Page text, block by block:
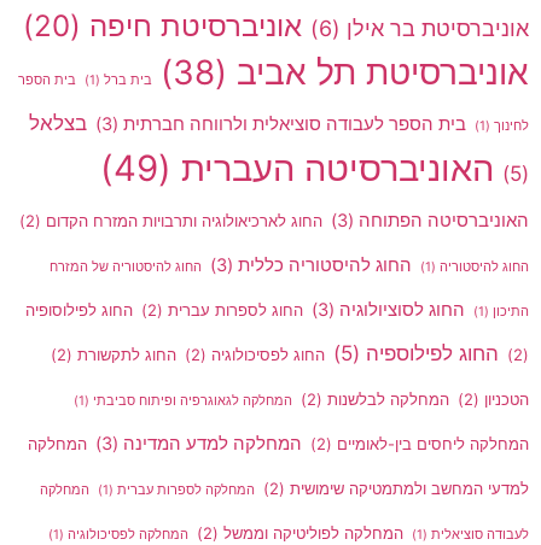
אוניברסיטת בר אילן (6) אוניברסיטת חיפה (20)
אוניברסיטת תל אביב (38) בית ברל (1) בית הספר
לחינוך (1) בית הספר לעבודה סוציאלית ולרווחה חברתית (3)
בצלאל
(5)
האוניברסיטה העברית (49)
האוניברסיטה הפתוחה (3) החוג לארכיאולוגיה ותרבויות המזרח הקדום (2)
החוג להיסטוריה (1) החוג להיסטוריה כללית (3) החוג להיסטוריה של המזרח
התיכון (1) החוג לסוציולוגיה (3) החוג לספרות עברית (2) החוג לפילוסופיה
(2) החוג לפילוספיה (5) החוג לפסיכולוגיה (2) החוג לתקשורת (2)
הטכניון (2) המחלקה לבלשנות (2) המחלקה לגאוגרפיה ופיתוח סביבתי (1)
המחלקה ליחסים בין-לאומיים (2) המחלקה למדע המדינה (3) המחלקה
למדעי המחשב ולמתמטיקה שימושית (2) המחלקה לספרות עברית (1) המחלקה
לעבודה סוציאלית (1) המחלקה לפוליטיקה וממשל (2) המחלקה לפסיכולוגיה (1)